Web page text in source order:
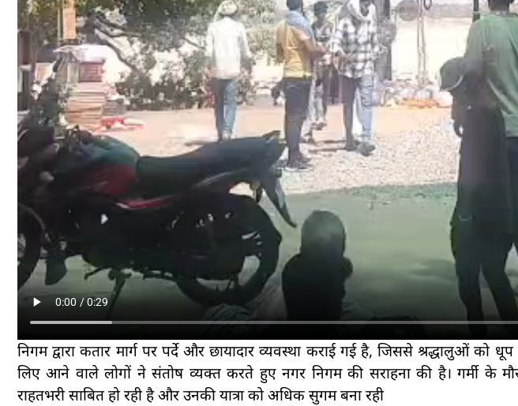
निगम द्वारा कतार मार्ग पर पर्दे और छायादार व्यवस्था कराई गई है, जिससे श्रद्धालुओं को
लिए आने वाले लोगों ने संतोष व्यक्त करते हुए नगर निगम की सराहना की है। गर्मी के
राहतभरी साबित हो रही है और उनकी यात्रा को अधिक सुगम बना रही